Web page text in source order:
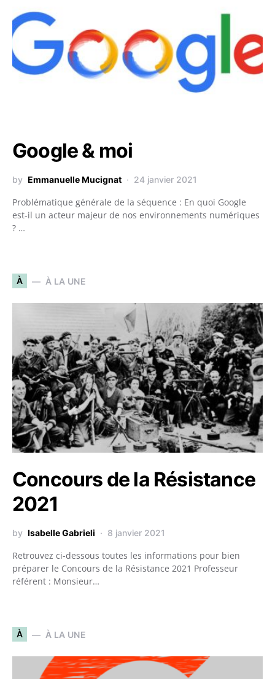
Google & moi
by Emmanuelle Mucignat 24 janvier 2021
Problématique générale de la séquence : En quoi Google
est-il un acteur majeur de nos environnements numériques
? …
À À LA UNE
Concours de la Résistance
2021
by Isabelle Gabrieli 8 janvier 2021
Retrouvez ci-dessous toutes les informations pour bien
préparer le Concours de la Résistance 2021 Professeur
référent : Monsieur…
À À LA UNE